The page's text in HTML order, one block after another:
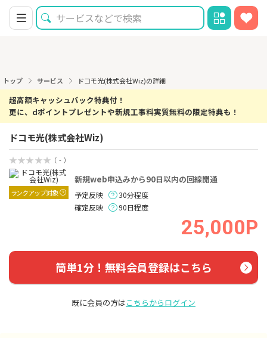
トップ サービス ドコモ光(株式会社Wiz)の詳細
超高額キャッシュバック特典付！
更に、dポイントプレゼントや新規工事料実質無料の限定特典も！
ドコモ光(株式会社Wiz)
（ - ）
ランクアップ対象
新規web申込みから90日以内の回線開通
予定反映
30分程度
確定反映
90日程度
25,000P
簡単1分！無料会員登録はこちら
既に会員の方はこちらからログイン